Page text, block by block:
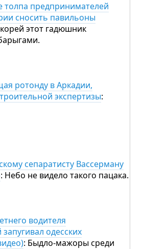
толпа предпринимателей
сносить павильоны
этот гадюшник
ротонду в Аркадии,
экспертизы:
сепаратисту Вассерману
: Небо не видело такого пацака.
водителя
одесских
: Быдло-мажоры среди